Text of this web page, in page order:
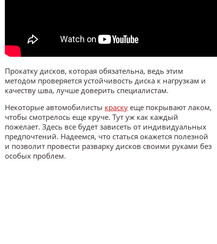
Прокатку дисков, которая обязательна, ведь этим
методом проверяется устойчивость диска к нагрузкам и
качеству шва, лучше доверить специалистам.
Некоторые автомобилисты краску еще покрывают лаком,
чтобы смотрелось еще круче. Тут уж как каждый
пожелает. Здесь все будет зависеть от индивидуальных
предпочтений. Надеемся, что статься окажется полезной
и позволит провести разварку дисков своими руками без
особых проблем.